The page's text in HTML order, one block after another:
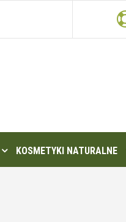
KOSMETYKI NATURALNE